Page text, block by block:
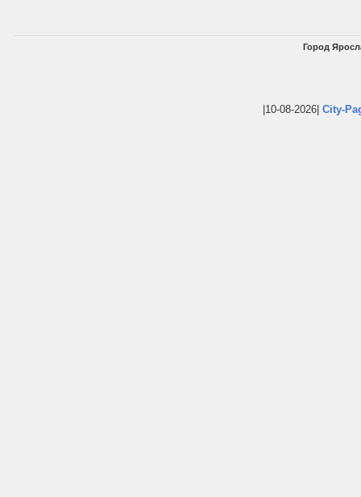
Город
|10-08-2026| City-